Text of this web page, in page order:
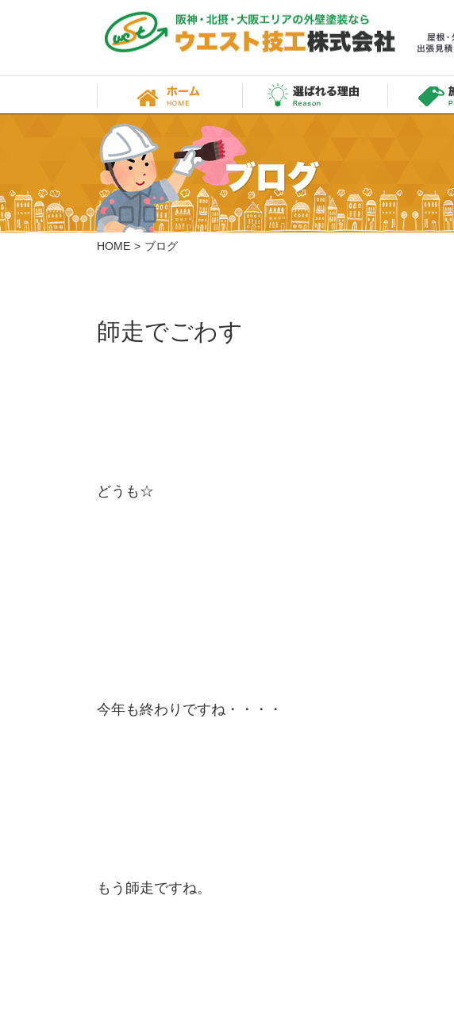
HOME ブログ
師走でごわす
どうも☆
今年も終わりですね・・・・
もう師走ですね。